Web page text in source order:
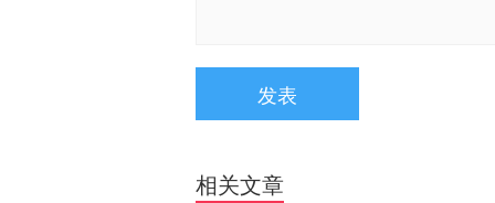
发表
相关文章